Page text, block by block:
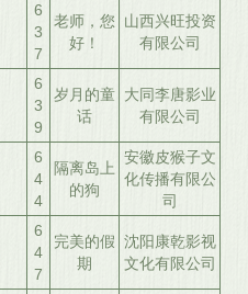
6
3
7
老师，您
好！
山西兴旺投资
有限公司
6
3
9
岁月的童
话
大同李唐影业
有限公司
6
4
4
隔离岛上
的狗
安徽皮猴子文
化传播有限公
司
6
4
7
完美的假
期
沈阳康乾影视
文化有限公司